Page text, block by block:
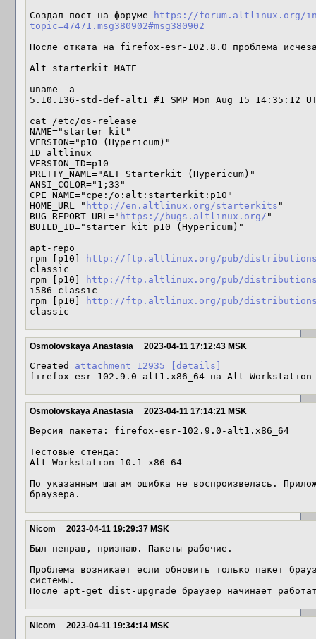
Создал пост на форуме
https://forum.altlinux.org/
topic=47471.msg380902#msg380902
После отката на firefox-esr-102.8.0 проблема
Alt starterkit MATE
uname -a
5.10.136-std-def-alt1 #1 SMP Mon Aug 15 14:35:12
cat /etc/os-release
NAME="starter kit"
VERSION="p10 (Hypericum)"
ID=altlinux
VERSION_ID=p10
PRETTY_NAME="ALT Starterkit (Hypericum)"
ANSI_COLOR="1;33"
CPE_NAME="cpe:/o:alt:starterkit:p10"
HOME_URL=" http://en.altlinux.org/starterkits "
BUG_REPORT_URL=" https://bugs.altlinux.org/ "
BUILD_ID="starter kit p10 (Hypericum)"
apt-repo
rpm [p10]
http://ftp.altlinux.org/pub/distributions/
classic
rpm [p10]
http://ftp.altlinux.org/pub/distributions/
i586 classic
rpm [p10]
http://ftp.altlinux.org/pub/distributions/
classic
Osmolovskaya Anastasia 2023-04-11 17:12:43 MSK
Created attachment 12935
[details]
firefox-esr-102.9.0-alt1.x86_64 на Alt Workstation
Osmolovskaya Anastasia 2023-04-11 17:14:21 MSK
Версия пакета: firefox-esr-102.9.0-alt1.x86_64
Тестовые стенда:
Alt Workstation 10.1 x86-64
По указанным шагам ошибка не воспроизвелась.
браузера.
Nicom 2023-04-11 19:29:37 MSK
Был неправ, признаю. Пакеты рабочие.
Проблема возникает если обновить только пакет
системы.
После apt-get dist-upgrade браузер начинает
Nicom 2023-04-11 19:34:14 MSK